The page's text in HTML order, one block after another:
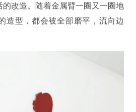
的改造。随着金属臂一圈又一圈地
造型，都会被全部磨平，流向边